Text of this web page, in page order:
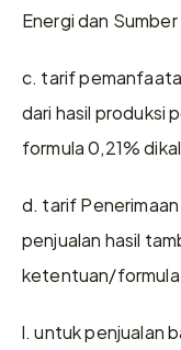
Energi dan
c. tarif
dari hasil produksi
formula 0,21%
d. tarif
penjualan hasil
ketentuan/
l. untuk penjualan